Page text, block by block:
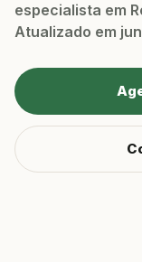
especialista em
Atualizado em